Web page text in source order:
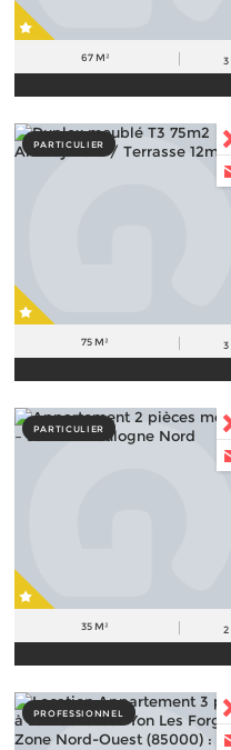
67 M² 3
PARTICULIER
75 M² 3
PARTICULIER
35 M² 2
PROFESSIONNEL